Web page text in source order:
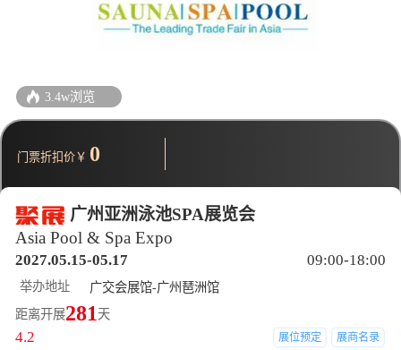
广州亚洲泳池SPA展览会
Asia Pool & Spa Expo
2027.05.15-05.17 09:00-18:00
举办地址
广交会展馆-广州琶洲馆
距离开展281天
4.2 展位预定 展商名录
3.4w浏览
门票折扣价￥ 0